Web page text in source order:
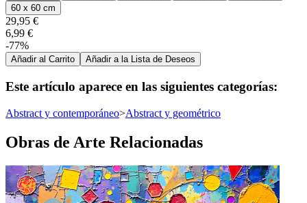
60 x 60 cm
29,95 €
6,99 €
-77%
Añadir al Carrito Añadir a la Lista de Deseos
Este artículo aparece en las siguientes categorías:
Abstract y contemporáneo>Abstract y geométrico
Obras de Arte Relacionadas